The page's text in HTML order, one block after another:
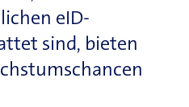
eID-
sind, bieten